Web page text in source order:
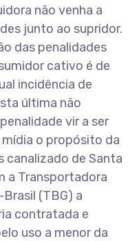
não venha a
junto ao supridor.
das penalidades
cativo é de
incidência de
última não
vir a ser
o propósito da
canalizado de Santa
a Transportadora
(TBG) a
contratada e
uso a menor da